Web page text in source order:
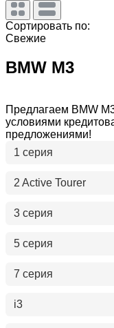
Сортировать по:
Свежие
BMW M3
Предлагаем BMW
условиями
предложениями!
1 серия
2 Active Tourer
3 серия
5 серия
7 серия
i3